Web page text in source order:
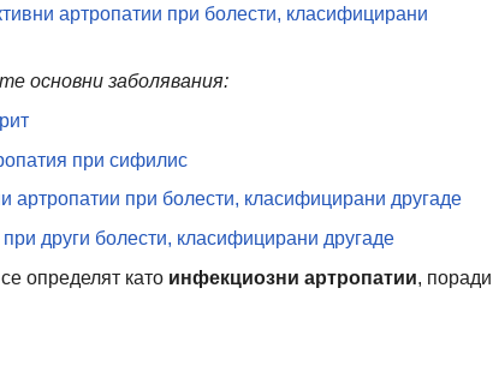
артропатии при болести, класифицирани
основни заболявания:
при сифилис
артропатии при болести, класифицирани другаде
други болести, класифицирани другаде
определят като инфекциозни артропатии, поради